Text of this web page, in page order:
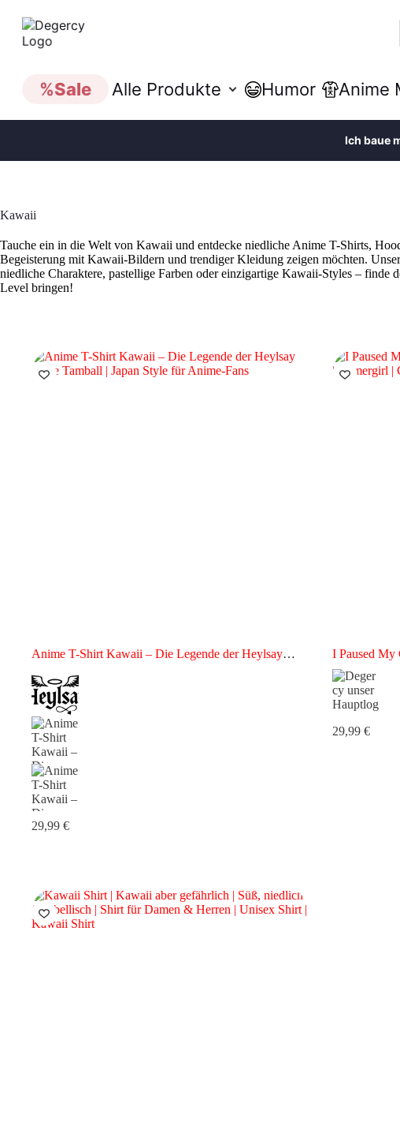
%Sale Alle Produkte Humor Anime
Ich baue
Kawaii
Tauche ein in die Welt von Kawaii und entdecke niedliche Anime T-Shirts,
Begeisterung mit Kawaii-Bildern und trendiger Kleidung zeigen möchten.
niedliche Charaktere, pastellige Farben oder einzigartige Kawaii-Styles – finde
Level bringen!
Anime T-Shirt Kawaii – Die Legende der Heylsay
29,99 €
I Paused My
Gamergirl |
29,99 €